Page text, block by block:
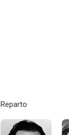
Reparto